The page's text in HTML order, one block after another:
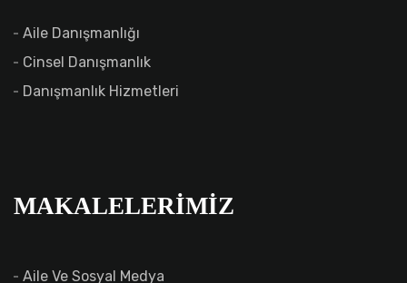
Aile Danışmanlığı
Cinsel Danışmanlık
Danışmanlık Hizmetleri
MAKALELERIMIZ
Aile Ve Sosyal Medya